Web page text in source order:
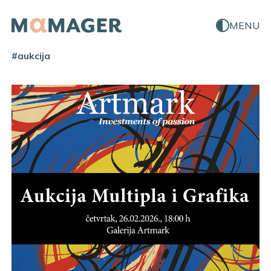
MENU
#aukcija